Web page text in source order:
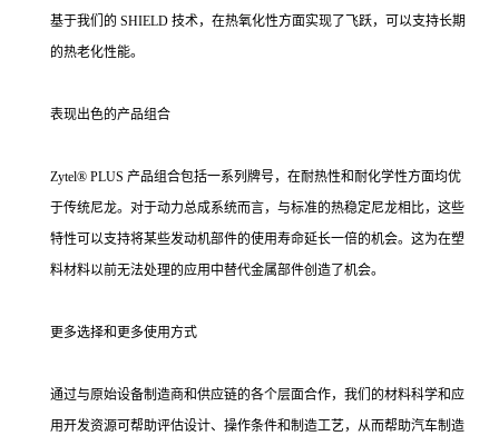
基于我们的 SHIELD 技术，在热氧化性方面实现了飞跃，可以支持长期
的热老化性能。
表现出色的产品组合
Zytel® PLUS 产品组合包括一系列牌号，在耐热性和耐化学性方面均优
于传统尼龙。对于动力总成系统而言，与标准的热稳定尼龙相比，这些
特性可以支持将某些发动机部件的使用寿命延长一倍的机会。这为在塑
料材料以前无法处理的应用中替代金属部件创造了机会。
更多选择和更多使用方式
通过与原始设备制造商和供应链的各个层面合作，我们的材料科学和应
用开发资源可帮助评估设计、操作条件和制造工艺，从而帮助汽车制造